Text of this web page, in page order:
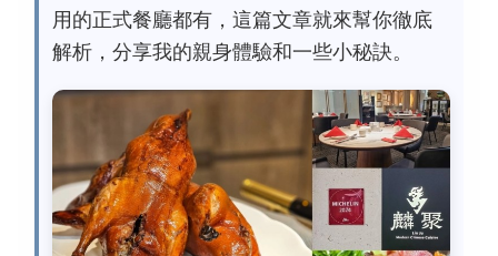
用的正式餐廳都有，這篇文章就來幫你徹底
解析，分享我的親身體驗和一些小秘訣。